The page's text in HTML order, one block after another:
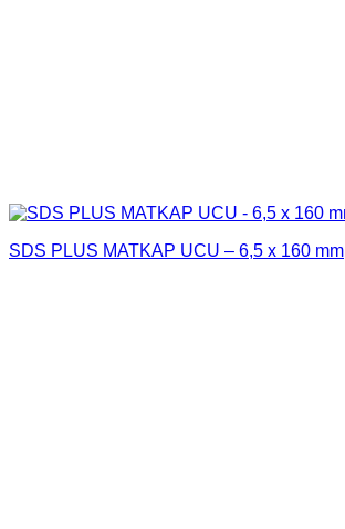
SDS PLUS MATKAP UCU – 6,5 x 160 mm